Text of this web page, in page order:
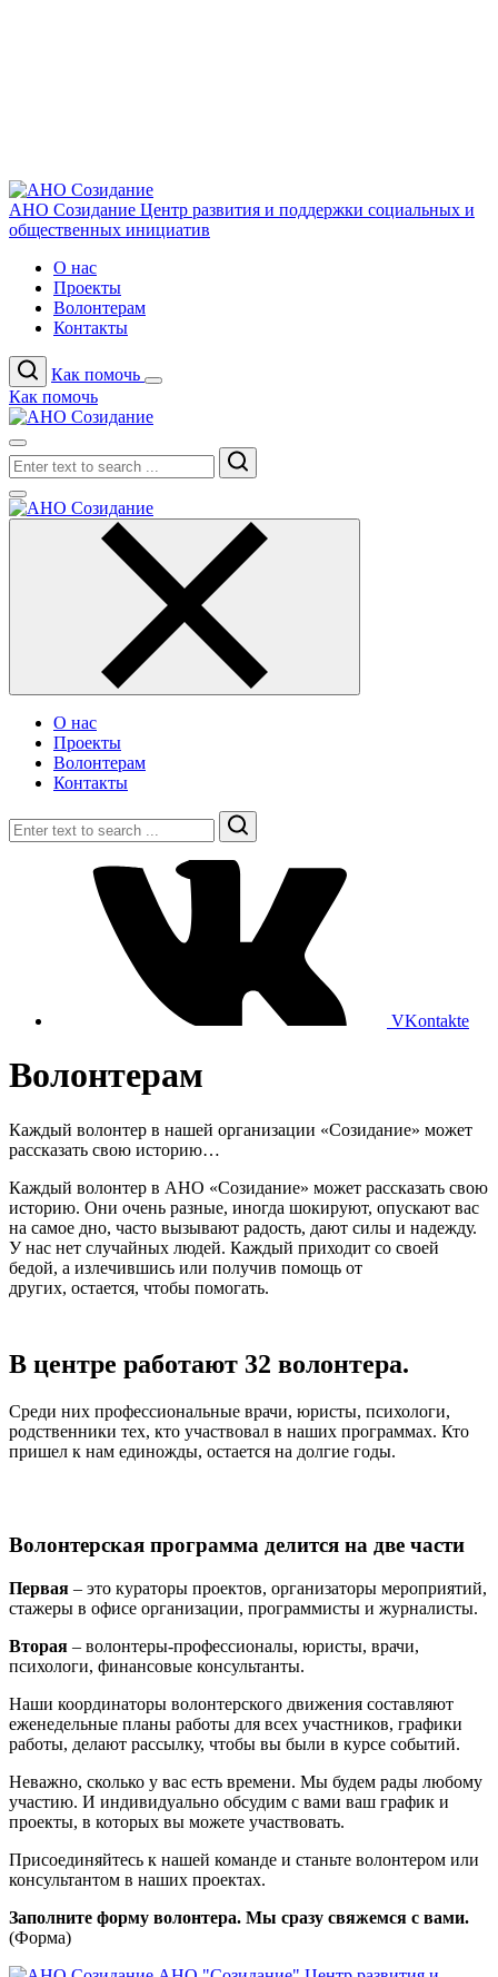
АНО Созидание Центр развития и поддержки социальных и
общественных инициатив
О нас
Проекты
Волонтерам
Контакты
Как помочь
Как помочь
Search
О нас
Проекты
Волонтерам
Контакты
Search
VKontakte
Волонтерам
Каждый волонтер в нашей организации «Созидание» может
рассказать свою историю…
Каждый волонтер в АНО «Созидание» может рассказать свою
историю. Они очень разные, иногда шокируют, опускают вас
на самое дно, часто вызывают радость, дают силы и надежду.
У нас нет случайных людей. Каждый приходит со своей
бедой, а излечившись или получив помощь от
других, остается, чтобы помогать.
В центре работают 32 волонтера.
Среди них профессиональные врачи, юристы, психологи,
родственники тех, кто участвовал в наших программах. Кто
пришел к нам единожды, остается на долгие годы.
Волонтерская программа делится на две части
Первая – это кураторы проектов, организаторы мероприятий,
стажеры в офисе организации, программисты и журналисты.
Вторая – волонтеры-профессионалы, юристы, врачи,
психологи, финансовые консультанты.
Наши координаторы волонтерского движения составляют
еженедельные планы работы для всех участников, графики
работы, делают рассылку, чтобы вы были в курсе событий.
Неважно, сколько у вас есть времени. Мы будем рады любому
участию. И индивидуально обсудим с вами ваш график и
проекты, в которых вы можете участвовать.
Присоединяйтесь к нашей команде и станьте волонтером или
консультантом в наших проектах.
Заполните форму волонтера. Мы сразу свяжемся с вами.
(Форма)